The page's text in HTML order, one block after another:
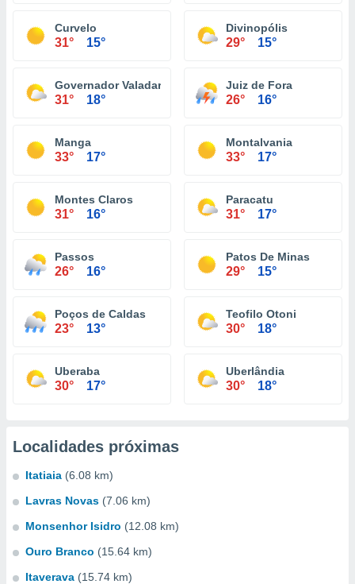
Curvelo
31° 15°
Divinopólis
29° 15°
Governador Valadares
31° 18°
Juiz de Fora
26° 16°
Manga
33° 17°
Montalvania
33° 17°
Montes Claros
31° 16°
Paracatu
31° 17°
Passos
26° 16°
Patos De Minas
29° 15°
Poços de Caldas
23° 13°
Teofilo Otoni
30° 18°
Uberaba
30° 17°
Uberlândia
30° 18°
Localidades próximas
Itatiaia (6.08 km)
Lavras Novas (7.06 km)
Monsenhor Isidro (12.08 km)
Ouro Branco (15.64 km)
Itaverava (15.74 km)